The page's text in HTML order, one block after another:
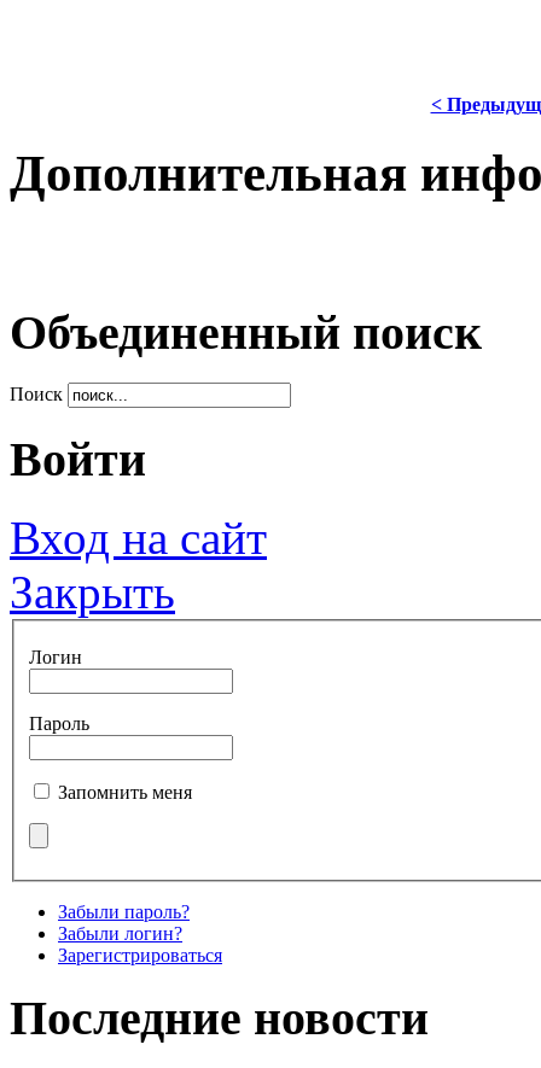
<
Дополнительная
Объединенный поиск
Поиск
Войти
Вход на сайт
Закрыть
Логин
Пароль
Запомнить меня
Забыли пароль?
Забыли логин?
Зарегистрироваться
Последние новости